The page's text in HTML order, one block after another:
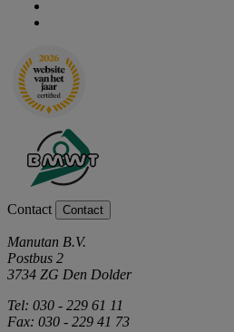
Contact Contact
Manutan B.V.
Postbus 2
3734 ZG Den Dolder
Tel: 030 - 229 61 11
Fax: 030 - 229 41 73